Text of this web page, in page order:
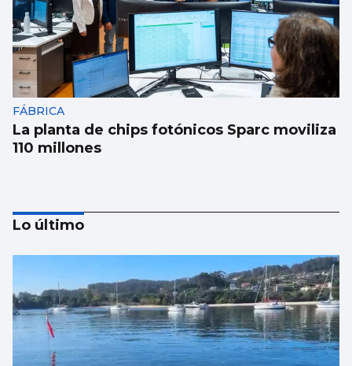
FÁBRICA
La planta de chips fotónicos Sparc moviliza
110 millones
Lo último